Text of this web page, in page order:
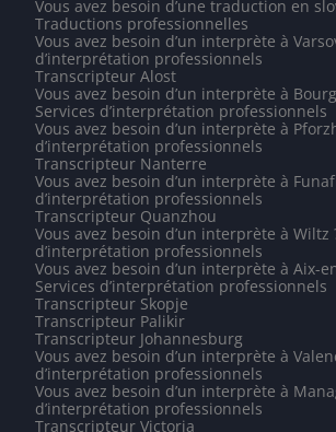
Vous avez besoin d’une traduction en
Traductions professionnelles
Vous avez besoin d’un interprète à
d’interprétation professionnels
Transcripteur Alost
Vous avez besoin d’un interprète à
Services d’interprétation professionnels
Vous avez besoin d’un interprète à
d’interprétation professionnels
Transcripteur Nanterre
Vous avez besoin d’un interprète à
d’interprétation professionnels
Transcripteur Quanzhou
Vous avez besoin d’un interprète à Wiltz
d’interprétation professionnels
Vous avez besoin d’un interprète à Aix-
Services d’interprétation professionnels
Transcripteur Skopje
Transcripteur Palikir
Transcripteur Johannesburg
Vous avez besoin d’un interprète à
d’interprétation professionnels
Vous avez besoin d’un interprète à
d’interprétation professionnels
Transcripteur Victoria